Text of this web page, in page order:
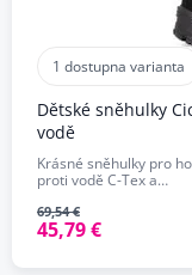
1 dostupna varianta
Dětské sněhulky
vodě
Krásné sněhulky pro
proti vodě C-Tex a…
69,54 €
45,79 €